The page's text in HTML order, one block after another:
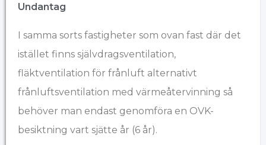
Undantag
I samma sorts fastigheter som ovan fast där det
istället finns självdragsventilation,
fläktventilation för frånluft alternativt
frånluftsventilation med värmeåtervinning så
behöver man endast genomföra en OVK-
besiktning vart sjätte år (6 år).